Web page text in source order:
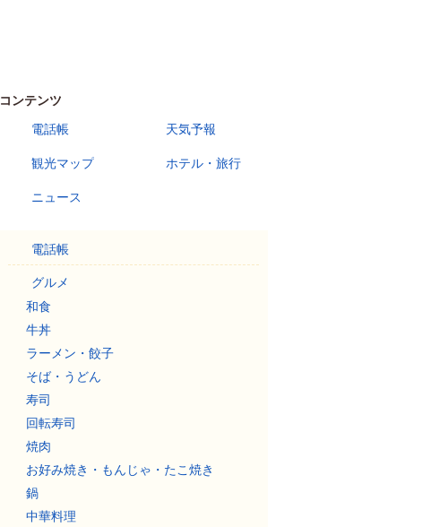
コンテンツ
電話帳
天気予報
観光マップ ホテル・旅行
ニュース
電話帳
グルメ
和食
牛丼
ラーメン・餃子
そば・うどん
寿司
回転寿司
焼肉
お好み焼き・もんじゃ・たこ焼き
鍋
中華料理